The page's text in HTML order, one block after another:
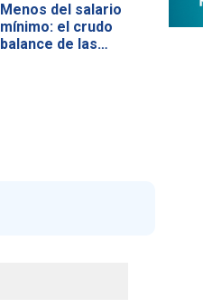
Menos del salario
mínimo: el crudo
balance de las…